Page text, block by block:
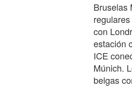
Bruselas
con
estación
ICE
Múnich.
belgas